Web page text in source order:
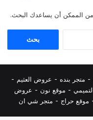
من الممكن أن يساعدك البحث.
- متجر بنده - عروض العثيم -
- موقع نون - عروض
موقع حراج - متجر شي ان